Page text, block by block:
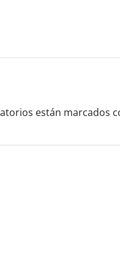
están marcados